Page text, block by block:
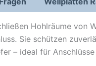
Hohlräume von
Sie schützen
– ideal für